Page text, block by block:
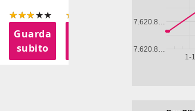
Guarda
subito
Guarda
subito